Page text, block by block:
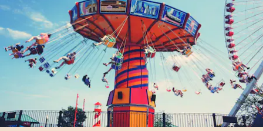
abre en nueva pestaña
México